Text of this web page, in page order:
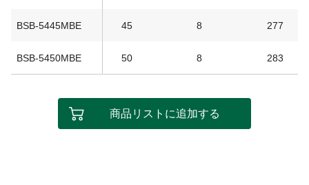
BSB-5445MBE 45 8 277
BSB-5450MBE 50 8 283
商品リストに追加する